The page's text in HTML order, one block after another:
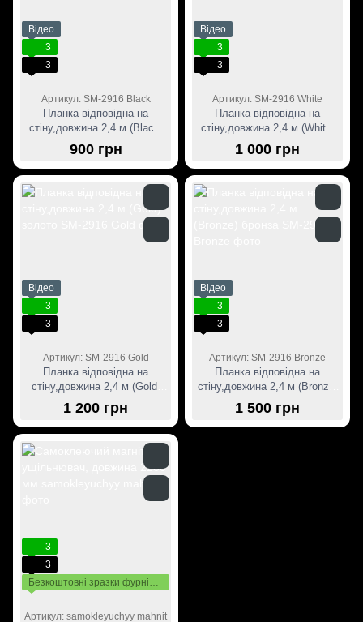
Відео
3
3
Артикул: SM-2916 Black
Планка відповідна на
стіну,довжина 2,4 м (Black)
чорний мат
900 грн
Відео
3
3
Артикул: SM-2916 White
Планка відповідна на
стіну,довжина 2,4 м (White)
білий мат
1 000 грн
Відео
3
3
Артикул: SM-2916 Gold
Планка відповідна на
стіну,довжина 2,4 м (Gold)
золото
1 200 грн
Відео
3
3
Артикул: SM-2916 Bronze
Планка відповідна на
стіну,довжина 2,4 м (Bronze)
бронза
1 500 грн
3
3
Безкоштовні зразки фурнітури
Артикул: samokleyuchyy mahnit